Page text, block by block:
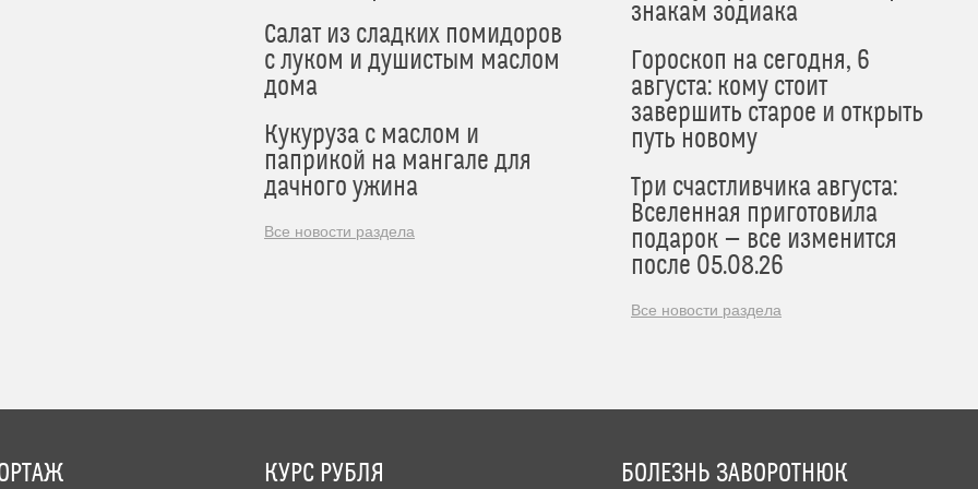
Салат из сладких помидоров
с луком и душистым маслом
дома
Кукуруза с маслом и
паприкой на мангале для
дачного ужина
Все новости раздела
знакам зодиака
Гороскоп на сегодня, 6
августа: кому стоит
завершить старое и открыть
путь новому
Три счастливчика августа:
Вселенная приготовила
подарок — все изменится
после 05.08.26
Все новости раздела
КУРС РУБЛЯ БОЛЕЗНЬ ЗАВОРОТНЮК